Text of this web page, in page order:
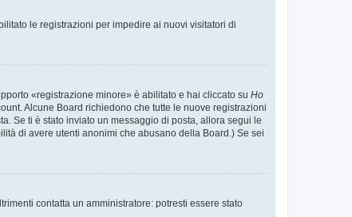
le registrazioni per impedire ai nuovi visitatori di
«registrazione minore» è abilitato e hai cliccato su Ho
Alcune Board richiedono che tutte le nuove registrazioni
Se ti è stato inviato un messaggio di posta, allora segui le
di avere utenti anonimi che abusano della Board.) Se sei
contatta un amministratore: potresti essere stato